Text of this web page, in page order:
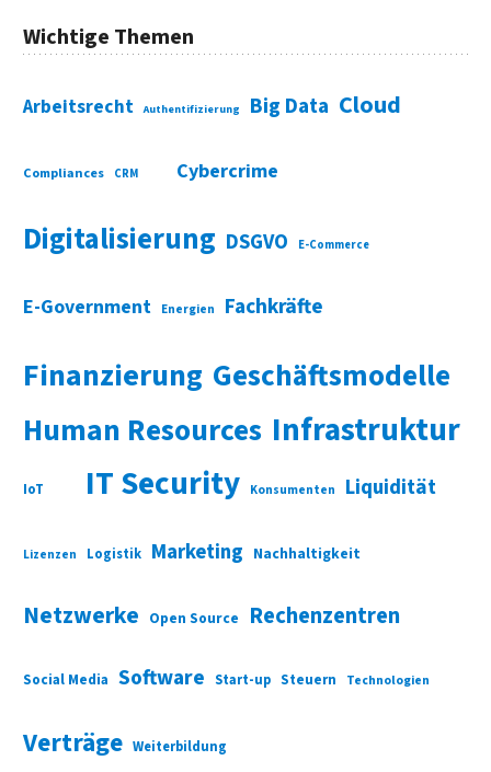
Wichtige Themen
Arbeitsrecht Authentifizierung Big Data Cloud
Compliances CRM Cybercrime
Digitalisierung DSGVO E-Commerce
E-Government Energien Fachkräfte
Finanzierung Geschäftsmodelle
Human Resources Infrastruktur
IoT IT Security Konsumenten Liquidität
Lizenzen Logistik Marketing Nachhaltigkeit
Netzwerke Open Source Rechenzentren
Social Media Software Start-up Steuern Technologien
Verträge Weiterbildung